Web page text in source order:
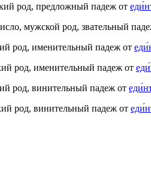
род, предложный падеж от
мужской род, звательный
род, именительный падеж от
род, именительный падеж от
род, винительный падеж от
род, винительный падеж от